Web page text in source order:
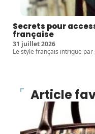
Secrets pour
française
31 juillet 2026
Le style français intrigue
Article